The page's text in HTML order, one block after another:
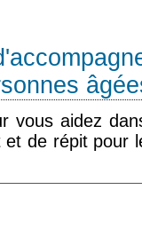
vous aidez
de répit pour